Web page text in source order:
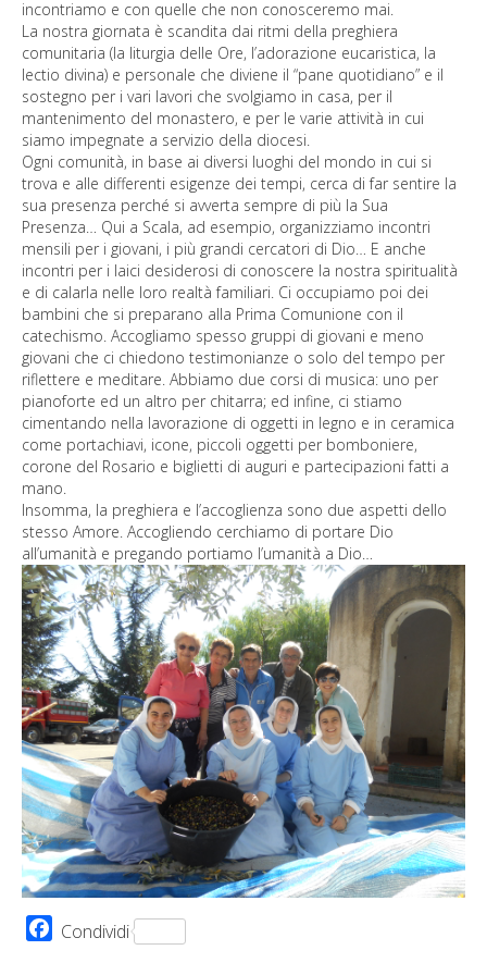
Photogallery
Contatti
incontriamo e con quelle che non conosceremo mai.
La nostra giornata è scandita dai ritmi della preghiera
comunitaria (la liturgia delle Ore, l’adorazione eucaristica, la
lectio divina) e personale che diviene il “pane quotidiano” e il
sostegno per i vari lavori che svolgiamo in casa, per il
mantenimento del monastero, e per le varie attività in cui
siamo impegnate a servizio della diocesi.
Ogni comunità, in base ai diversi luoghi del mondo in cui si
trova e alle differenti esigenze dei tempi, cerca di far sentire la
sua presenza perché si avverta sempre di più la Sua
Presenza… Qui a Scala, ad esempio, organizziamo incontri
mensili per i giovani, i più grandi cercatori di Dio… E anche
incontri per i laici desiderosi di conoscere la nostra spiritualità
e di calarla nelle loro realtà familiari. Ci occupiamo poi dei
bambini che si preparano alla Prima Comunione con il
catechismo. Accogliamo spesso gruppi di giovani e meno
giovani che ci chiedono testimonianze o solo del tempo per
riflettere e meditare. Abbiamo due corsi di musica: uno per
pianoforte ed un altro per chitarra; ed infine, ci stiamo
cimentando nella lavorazione di oggetti in legno e in ceramica
come portachiavi, icone, piccoli oggetti per bomboniere,
corone del Rosario e biglietti di auguri e partecipazioni fatti a
mano.
Insomma, la preghiera e l’accoglienza sono due aspetti dello
stesso Amore. Accogliendo cerchiamo di portare Dio
all’umanità e pregando portiamo l’umanità a Dio…
Facebook
Condividi